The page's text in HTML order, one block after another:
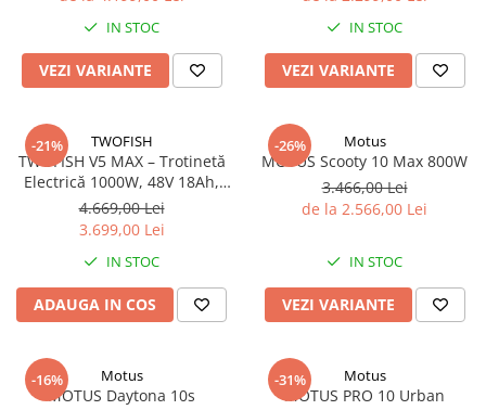
IN STOC
VEZI VARIANTE
IN STOC
VEZI VARIANTE
-21% TWOFISH
TWOFISH V5 MAX – Trotinetă
Electrică 1000W, 48V 18Ah,
Autonomie 45 km, Viteză 45
km/h, Anvelope Off-Road
4.669,00 Lei
3.699,00 Lei
IN STOC
ADAUGA IN COS
-26% Motus
MOTUS Scooty 10 Max 800W
3.466,00 Lei
de la 2.566,00 Lei
IN STOC
VEZI VARIANTE
-16% Motus
MOTUS Daytona 10s
-31% Motus
MOTUS PRO 10 Urban